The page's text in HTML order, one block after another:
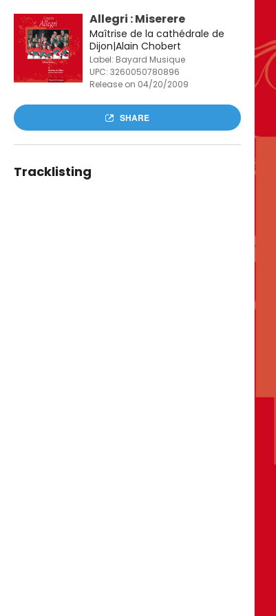
Allegri : Miserere
Maîtrise de la cathédrale de
Dijon|Alain Chobert
Label: Bayard Musique
UPC: 3260050780896
Release on 04/20/2009
SHARE
Tracklisting